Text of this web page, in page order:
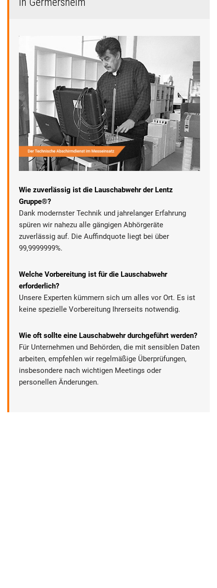
Wie zuverlässig ist die Lauschabwehr der Lentz
Gruppe®?
Dank modernster Technik und jahrelanger Erfahrung
spüren wir nahezu alle gängigen Abhörgeräte
zuverlässig auf. Die Auffindquote liegt bei über
99,9999999%.
Welche Vorbereitung ist für die Lauschabwehr
erforderlich?
Unsere Experten kümmern sich um alles vor Ort. Es ist
keine spezielle Vorbereitung Ihrerseits notwendig.
Wie oft sollte eine Lauschabwehr durchgeführt werden?
Für Unternehmen und Behörden, die mit sensiblen Daten
arbeiten, empfehlen wir regelmäßige Überprüfungen,
insbesondere nach wichtigen Meetings oder
personellen Änderungen.